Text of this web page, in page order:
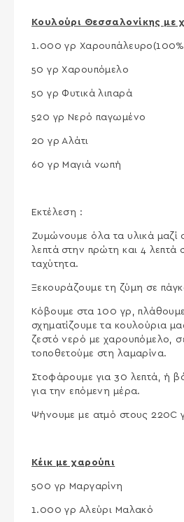
Κουλούρι Θεσσαλονίκης με
1.000 γρ
50 γρ Χαρουπόμελο
50 γρ Φυτικά λιπαρά
520 γρ Νερό παγωμένο
20 γρ Αλάτι
60 γρ Μαγιά νωπή
Εκτέλεση :
Ζυμώνουμε όλα τα υλικά μαζί
λεπτά στην πρώτη και 4 λεπτά
ταχύτητα.
Ξεκουράζουμε τη ζύμη σε
Κόβουμε στα 100 γρ, πλάθουμε
σχηματίζουμε τα κουλούρια
ζεστό νερό με χαρουπόμελο,
τοποθετούμε στη λαμαρίνα.
Στοφάρουμε για 30 λεπτά, ή
για την επόμενη μέρα.
Ψήνουμε με ατμό στους 220C
Κέικ με χαρούπι
500 γρ Μαργαρίνη
1.000 γρ Αλεύρι Μαλακό